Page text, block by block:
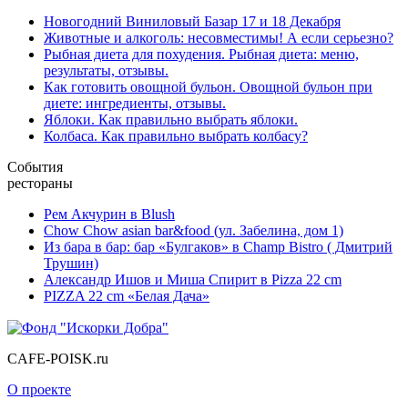
Новогодний Виниловый Базар 17 и 18 Декабря
Животные и алкоголь: несовместимы! А если серьезно?
Рыбная диета для похудения. Рыбная диета: меню,
результаты, отзывы.
Как готовить овощной бульон. Овощной бульон при
диете: ингредиенты, отзывы.
Яблоки. Как правильно выбрать яблоки.
Колбаса. Как правильно выбрать колбасу?
События
рестораны
Рем Акчурин в Blush
Chow Chow asian bar&food (ул. Забелина, дом 1)
Из бара в бар: бар «Булгаков» в Champ Bistro ( Дмитрий
Трушин)
Александр Ишов и Миша Спирит в Pizza 22 cm
PIZZA 22 cm «Белая Дача»
CAFE-POISK.ru
О проекте